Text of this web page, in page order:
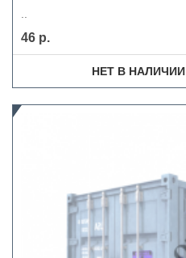
46 р.
НЕТ В НАЛИЧИИ